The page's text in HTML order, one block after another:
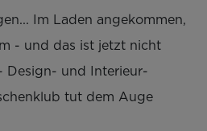
Im Laden angekommen,
- und das ist jetzt nicht
Design- und Interieur-
tut dem Auge